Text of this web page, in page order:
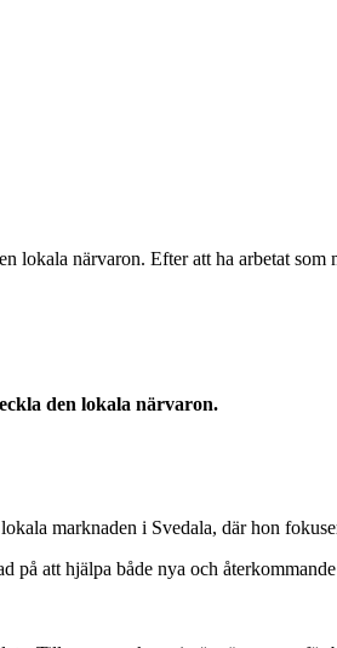
lokala närvaron. Efter att ha arbetat
den lokala närvaron.
marknaden i Svedala, där hon
att hjälpa både nya och